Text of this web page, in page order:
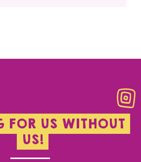
FOR US WITHOUT
US!